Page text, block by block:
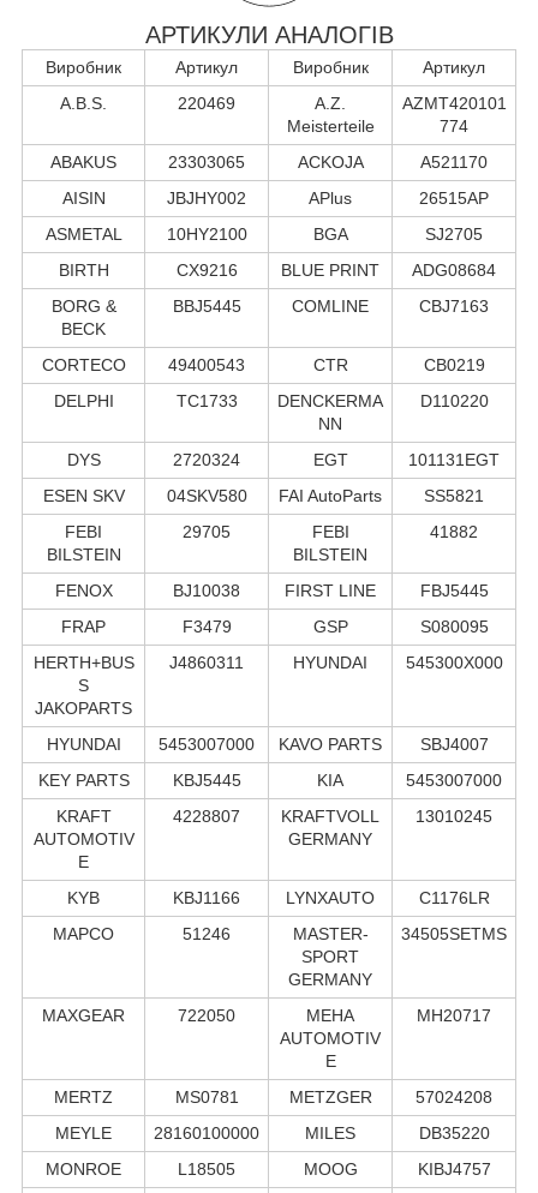
АРТИКУЛИ АНАЛОГІВ
Виробник Артикул Виробник
Артикул
A.B.S.
220469
A.Z.
Meisterteile
AZMT420101
774
ABAKUS
23303065 ACKOJA
A521170
AISIN
JBJHY002 APlus
26515AP
ASMETAL
10HY2100 BGA
SJ2705
BIRTH
CX9216 BLUE PRINT
ADG08684
BORG &
BECK
BBJ5445 COMLINE CBJ7163
CORTECO 49400543 CTR
CB0219
DELPHI
TC1733
DENCKERMA
NN
D110220
DYS 2720324 EGT
101131EGT
ESEN SKV
04SKV580 FAI AutoParts
SS5821
FEBI
BILSTEIN
29705
FEBI
BILSTEIN
41882
FENOX BJ10038 FIRST LINE
FBJ5445
FRAP
F3479 GSP
S080095
HERTH+BUS
S
JAKOPARTS
J4860311 HYUNDAI 545300X000
HYUNDAI 5453007000 KAVO PARTS
SBJ4007
KEY PARTS
KBJ5445 KIA
5453007000
KRAFT
AUTOMOTIV
E
4228807
KRAFTVOLL
GERMANY
13010245
KYB KBJ1166 LYNXAUTO
C1176LR
MAPCO
51246
MASTER-
SPORT
GERMANY
34505SETMS
MAXGEAR 722050
MEHA
AUTOMOTIV
E
MH20717
MERTZ MS0781 METZGER
57024208
MEYLE
28160100000 MILES
DB35220
MONROE
L18505 MOOG
KIBJ4757